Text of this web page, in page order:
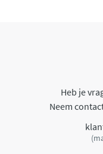
Heb je
Neem